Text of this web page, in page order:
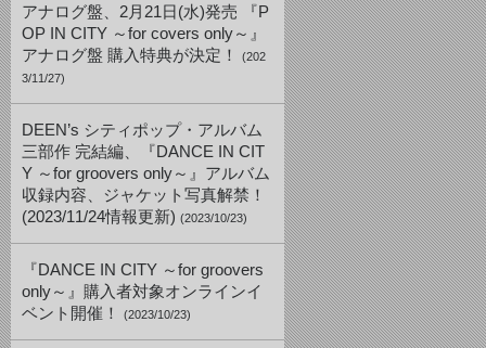
アナログ盤、2月21日(水)発売 『P
OP IN CITY ～for covers only～』
アナログ盤 購入特典が決定！
(202
3/11/27)
DEEN’s シティポップ・アルバム
三部作 完結編、『DANCE IN CIT
Y ～for groovers only～』アルバム
収録内容、ジャケット写真解禁！
(2023/11/24情報更新) (2023/10/23)
『DANCE IN CITY ～for groovers
only～』購入者対象オンラインイ
ベント開催！
(2023/10/23)